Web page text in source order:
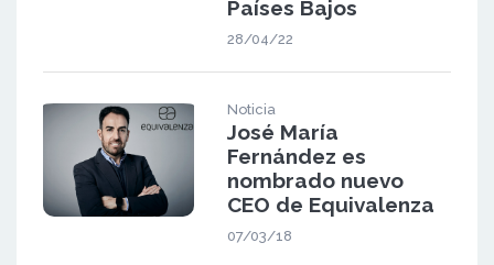
Países Bajos
28/04/22
Noticia
José María
Fernández es
nombrado nuevo
CEO de Equivalenza
07/03/18